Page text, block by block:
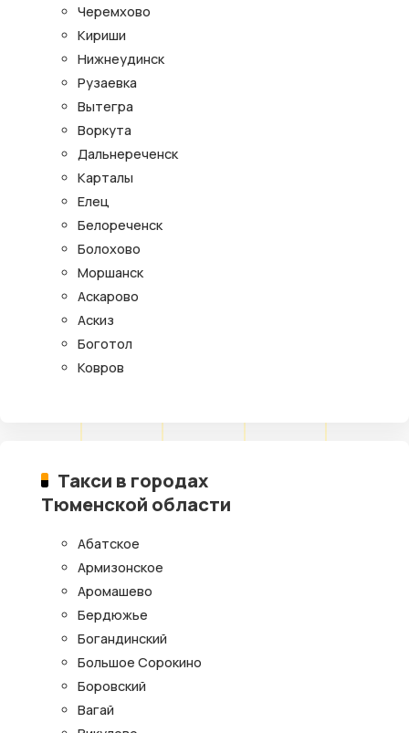
Черемхово
Кириши
Нижнеудинск
Рузаевка
Вытегра
Воркута
Дальнереченск
Карталы
Елец
Белореченск
Болохово
Моршанск
Аскарово
Аскиз
Боготол
Ковров
Такси в городах
Тюменской области
Абатское
Армизонское
Аромашево
Бердюжье
Богандинский
Большое Сорокино
Боровский
Вагай